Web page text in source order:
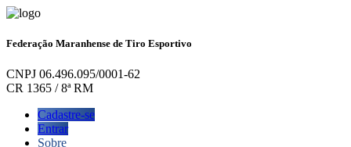
Federação Maranhense de Tiro Esportivo
CNPJ 06.496.095/0001-62
CR 1365 / 8ª RM
Cadastre-se
Entrar
Sobre